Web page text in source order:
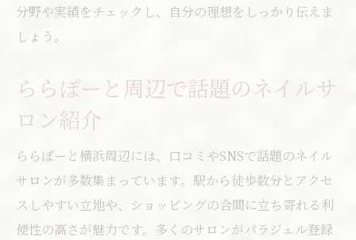
分野や実績をチェックし、自分の理想をしっかり伝えま
しょう。
ららぽーと周辺で話題のネイルサ
ロン紹介
ららぽーと横浜周辺には、口コミやSNSで話題のネイル
サロンが多数集まっています。駅から徒歩数分とアクセ
スしやすい立地や、ショッピングの合間に立ち寄れる利
便性の高さが魅力です。多くのサロンがパラジェル登録